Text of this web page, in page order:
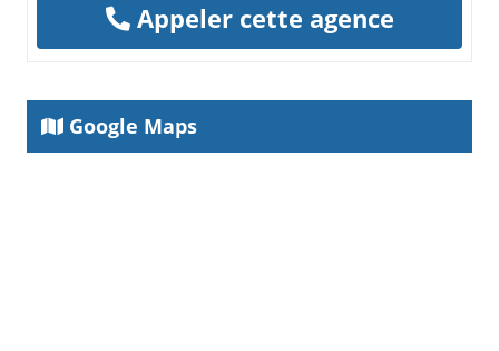
Appeler cette agence
Google Maps